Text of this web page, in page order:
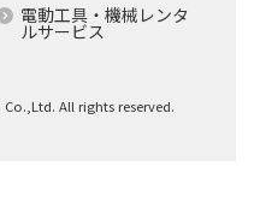
電動工具・機械レンタ
ルサービス
All rights reserved.